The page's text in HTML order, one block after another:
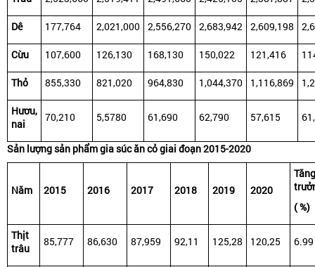
Dê 177,764 2,021,000 2,556,270 2,683,942 2,609,198
Cừu 107,600 126,130 168,130 150,022 121,416
Thỏ 855,330 821,020 964,830 1,044,370 1,116,869
Hươu,
nai
70,210 5,5780 61,690 62,790 57,615
Sản lượngsản phẩmgiasúcăncỏgiai đoạn2015-2020
Năm 2015 2016 2017 2018 2019 2020
Tăng
( %)
Thịt
trâu
85,777 86,630 87,959 92,11 125,28 120,25 6.99